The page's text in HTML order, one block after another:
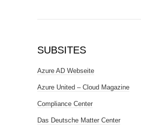
SUBSITES
Azure AD Webseite
Azure United – Cloud Magazine
Compliance Center
Das Deutsche Matter Center